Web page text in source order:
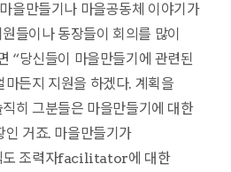
을만들기나 마을공동체 이야기가
들이나 동장들이 회의를 많이
“당신들이 마을만들기에 관련된
든지 지원을 하겠다. 계획을
히 그분들은 마을만들기에 대한
인 거죠. 마을만들기가
도 조력자facilitator에 대한